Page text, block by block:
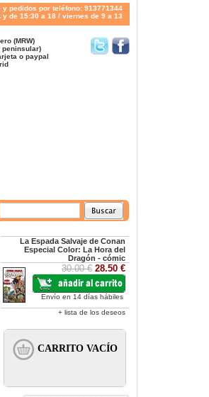
pedidos por teléfono: 913771344
de 15:30 a 18 / viernes de 9 a 13
(MRW)
peninsular)
o paypal
La Espada Salvaje de Conan
Especial Color: La Hora del
Dragón - cómic
30.00 € 28.50 €
Envío en 14 días hábiles
+ lista de los deseos